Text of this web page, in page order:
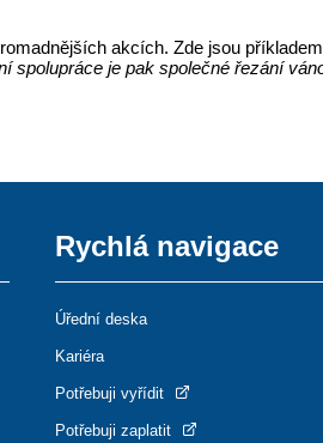
akcích. Zde jsou
je pak společné řezání
Rychlá navigace
Úřední deska
Kariéra
Potřebuji vyřídit
Potřebuji zaplatit